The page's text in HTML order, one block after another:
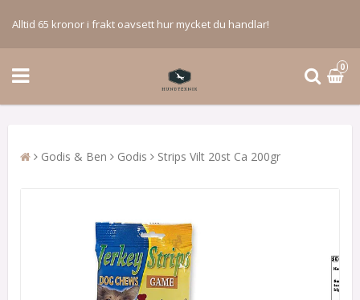
Alltid 65 kronor i frakt oavsett hur mycket du handlar!
0
Godis & Ben Godis Strips Vilt 20st Ca 200gr